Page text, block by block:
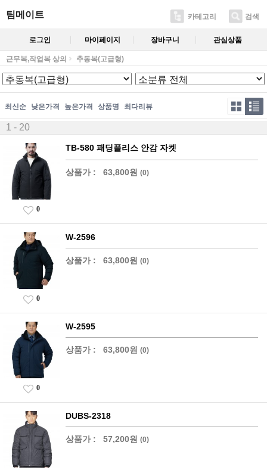
팀메이트 카테고리 검색
로그인 마이페이지 장바구니 관심상품
근무복,작업복 상의 추동복(고급형)
최신순 낮은가격 높은가격 상품명 최다리뷰
1 - 20
TB-580 패딩플리스 안감 자켓
상품가 : 63,800원 (0)
0
W-2596
상품가 : 63,800원 (0)
0
W-2595
상품가 : 63,800원 (0)
0
DUBS-2318
상품가 : 57,200원 (0)